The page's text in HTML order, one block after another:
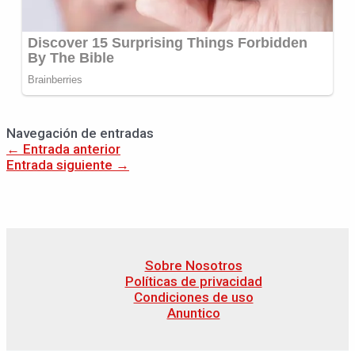
Navegación de entradas
← Entrada anterior
Entrada siguiente →
Sobre Nosotros
Políticas de privacidad
Condiciones de uso
Anuntico